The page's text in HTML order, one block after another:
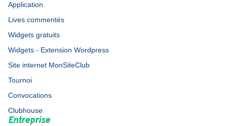
Application
Lives commentés
Widgets gratuits
Widgets - Extension Wordpress
Site internet MonSiteClub
Tournoi
Convocations
Clubhouse
Entreprise